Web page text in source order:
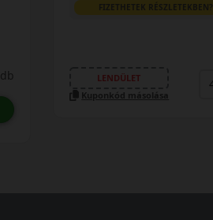
FIZETHETEK RÉSZLETEKBEN?
LENDÜLET
Kuponkód másolása